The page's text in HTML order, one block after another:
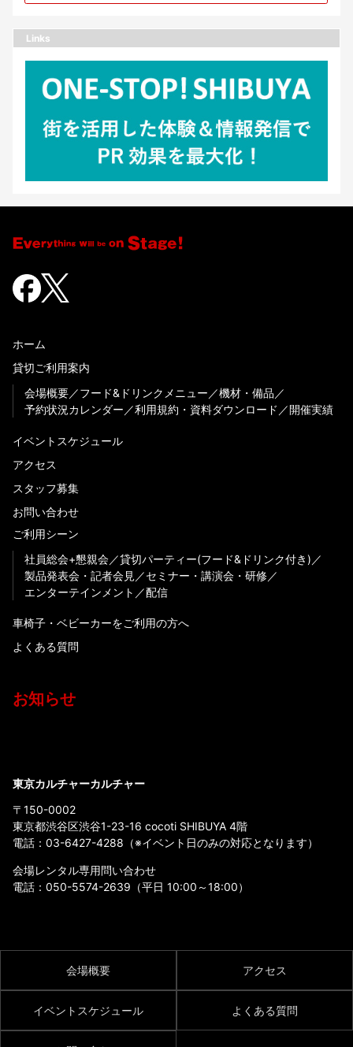
Links
ホーム
貸切ご利用案内
会場概要
フード&ドリンクメニュー
機材・備品
予約状況カレンダー
利用規約・資料ダウンロード 開催実績
イベントスケジュール
アクセス
スタッフ募集
お問い合わせ
ご利用シーン
社員総会+懇親会
貸切パーティー(フード&ドリンク付き)
製品発表会・記者会見
セミナー・講演会・研修
エンターテインメント
配信
車椅子・ベビーカーをご利用の方へ
よくある質問
お知らせ
東京カルチャーカルチャー
〒150-0002
東京都渋谷区渋谷1-23-16 cocoti SHIBUYA 4階
電話： 03-6427-4288 （※イベント日のみの対応となります）
会場レンタル専用問い合わせ
電話： 050-5574-2639 （平日 10:00～18:00）
会場概要 アクセス
イベントスケジュール よくある質問